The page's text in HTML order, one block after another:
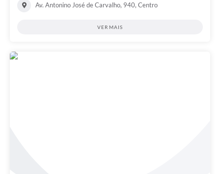
Av. Antonino José de Carvalho, 940, Centro
VER MAIS